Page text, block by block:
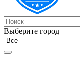
Выберите город